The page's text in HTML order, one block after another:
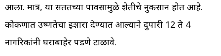
आला. मात्र, या सततच्या पावसामुळे शेतीचे नुकसान होत आहे.
कोकणात उष्णतेचा इशारा देण्यात आल्याने दुपारी 12 ते 4
नागरिकांनी घराबाहेर पडणे टाळावे.